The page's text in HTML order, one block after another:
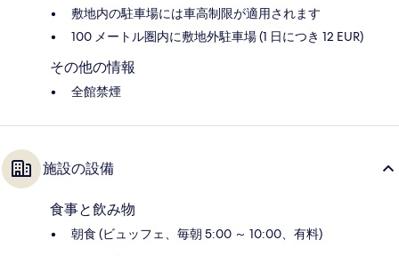
敷地内の駐車場には車高制限が適用されます
100 メートル圏内に敷地外駐車場 (1 日につき 12 EUR)
その他の情報
全館禁煙
施設の設備
食事と飲み物
朝食 (ビュッフェ、毎朝 5:00 ～ 10:00、有料)